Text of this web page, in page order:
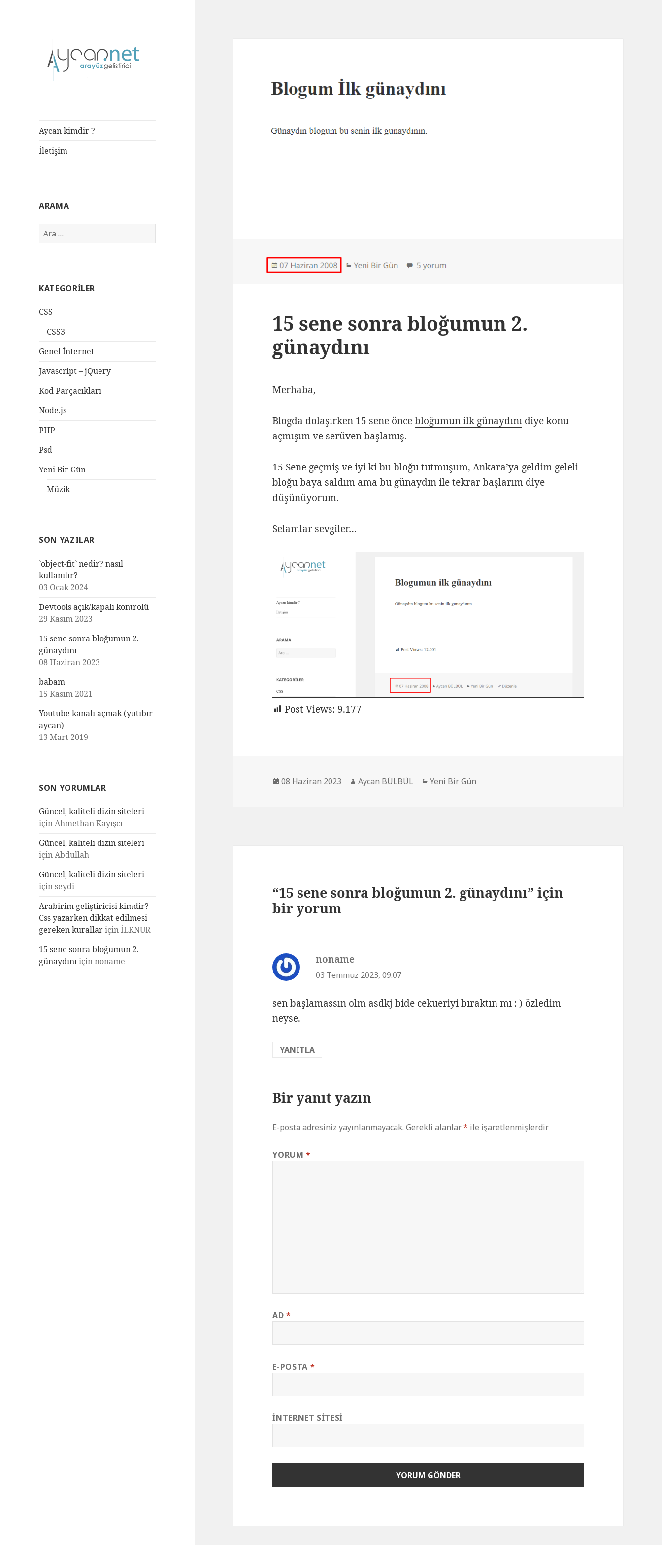
Aycan kimdir ?
İletişim
ARAMA
Arama:
KATEGORILER
CSS
CSS3
Genel İnternet
Javascript – jQuery
Kod Parçacıkları
Node.js
PHP
Psd
Yeni Bir Gün
Müzik
SON YAZILAR
`object-fit` nedir? nasıl
kullanılır?
03 Ocak 2024
Devtools açık/kapalı kontrolü
29 Kasım 2023
15 sene sonra bloğumun 2.
günaydını
08 Haziran 2023
babam
15 Kasım 2021
Youtube kanalı açmak (yutıbır
aycan)
13 Mart 2019
SON YORUMLAR
Güncel, kaliteli dizin siteleri
içinAhmethan Kayışcı
Güncel, kaliteli dizin siteleri
içinAbdullah
Güncel, kaliteli dizin siteleri
içinseydi
Arabirim geliştiricisi kimdir?
Css yazarken dikkat edilmesi
gereken kurallariçinİLKNUR
15 sene sonra bloğumun 2.
günaydınıiçinnoname
15 sene sonra bloğumun 2.
günaydını
Merhaba,
Blogda dolaşırken 15 sene öncebloğumun ilk günaydını diye konu
açmışım ve serüven başlamış.
15 Sene geçmiş ve iyi ki bu bloğu tutmuşum, Ankara’ya geldim geleli
bloğu baya saldım ama bu günaydın ile tekrar başlarım diye
düşünüyorum.
Selamlar sevgiler…
Post Views: 9.177
Yayın
08 Haziran 2023 Yazar
Aycan BÜLBÜL Kategoriler
Yeni Bir Gün
“15 sene sonra bloğumun 2. günaydını” için
bir yorum
noname
ki:
03 Temmuz 2023, 09:07
sen başlamassın olm asdkj bide cekueriyi bıraktın mı : ) özledim
neyse.
YANITLA
Bir yanıt yazın
E-posta adresiniz yayınlanmayacak. Gerekli alanlar* ile işaretlenmişlerdir
YORUM*
AD*
E-POSTA *
İNTERNET SITESI